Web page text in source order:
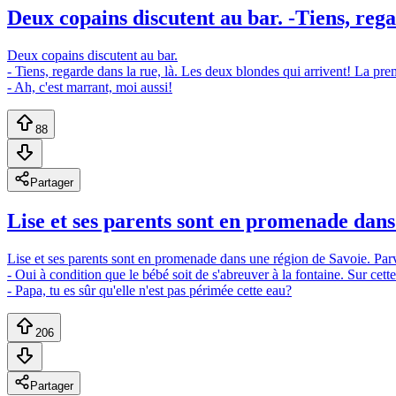
Deux copains discutent au bar. -Tiens,
Deux copains discutent au bar.
- Tiens, regarde dans la rue, là. Les deux blondes qui arrivent! La
- Ah, c'est marrant, moi aussi!
88
Partager
Lise et ses parents sont en promenade
Lise et ses parents sont en promenade dans une région de Savoie.
- Oui à condition que le bébé soit de s'abreuver à la fontaine. Sur
- Papa, tu es sûr qu'elle n'est pas périmée cette eau?
206
Partager